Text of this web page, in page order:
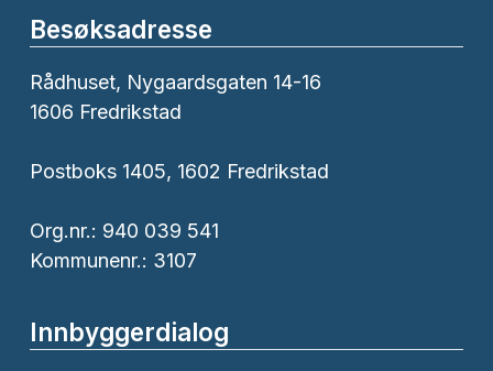
Besøksadresse
Rådhuset, Nygaardsgaten 14-16
1606 Fredrikstad
Postboks 1405, 1602 Fredrikstad
Org.nr.: 940 039 541
Kommunenr.: 3107
Innbyggerdialog